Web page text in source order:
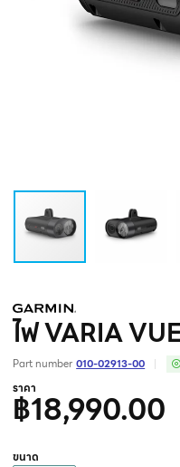
ไฟ VARIA
Part number 010-02913-00
ราคา
฿18,990.00
ขนาด